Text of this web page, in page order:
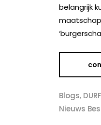
belangrijk
Blogs, DURF
Nieuws